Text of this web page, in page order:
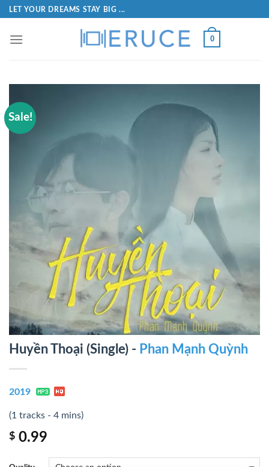
LET YOUR DREAMS STAY BIG ...
0
Sale!
Huyền Thoại (Single) - Phan Mạnh Quỳnh
2019
(1 tracks - 4 mins)
$ 0.99